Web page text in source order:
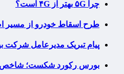
چرا ۵G بهتر از ۴G است؟
طرح اسقاط خودرو از
پیام تبریک مدیرعامل شرکت
بورس رکورد شکست؛ شاخص ۵.۵ میلیونی شد